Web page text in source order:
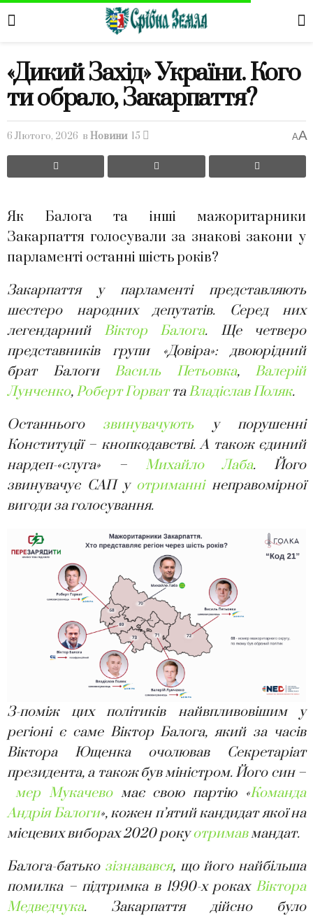
«Дикий Захід» України. Кого
ти обрало, Закарпаття?
6 Лютого, 2026 в Новини 15 AA
Як Балога та інші мажоритарники
Закарпаття голосували за знакові закони у
парламенті останні шість років?
Закарпаття у парламенті представляють
шестеро народних депутатів. Серед них
легендарний Віктор Балога. Ще четверо
представників групи «Довіра»: двоюрідний
брат Балоги Василь Петьовка, Валерій
Лунченко, Роберт ГорваттаВладіслав Поляк.
Останнього звинувачуютьу порушенні
Конституції – кнопкодавстві. А також єдиний
нардеп-«слуга» – Михайло Лаба. Його
звинувачує САП у отриманнінеправомірної
вигоди за голосування.
З-поміж цих політиків найвпливовішим у
регіоні є саме Віктор Балога, який за часів
Віктора Ющенка очолював Секретаріат
президента, а також був міністром. Його син –
мер Мукачевомає свою партію «Команда
Андрія Балоги», кожен п’ятий кандидат якої на
місцевих виборах 2020 рокуотримавмандат.
Балога-батько зізнавався, що його найбільша
помилка – підтримка в 1990-х роках Віктора
Медведчука. Закарпаття дійсно було